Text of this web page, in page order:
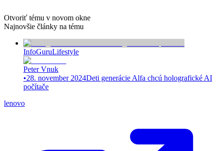
Otvoriť tému v novom okne
Najnovšie články na tému
InfoGuruLifestyle
Peter Vnuk
•28. november 2024Deti generácie Alfa chcú holografické AI
počítače
lenovo